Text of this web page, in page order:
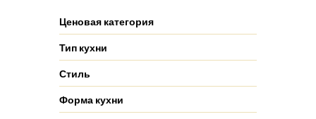
Ценовая категория
Тип кухни
Стиль
Форма кухни